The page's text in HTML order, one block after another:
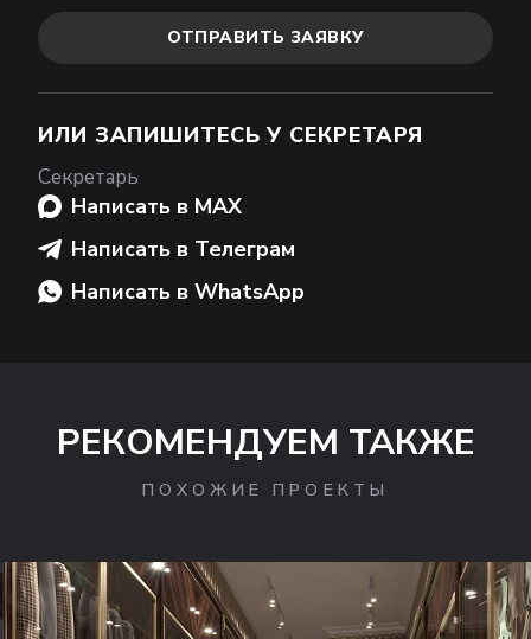
ОТПРАВИТЬ ЗАЯВКУ
ИЛИ ЗАПИШИТЕСЬ У СЕКРЕТАРЯ
Секретарь
Написать в MAX
Написать в Телеграм
Написать в WhatsApp
РЕКОМЕНДУЕМ ТАКЖЕ
ПОХОЖИЕ ПРОЕКТЫ